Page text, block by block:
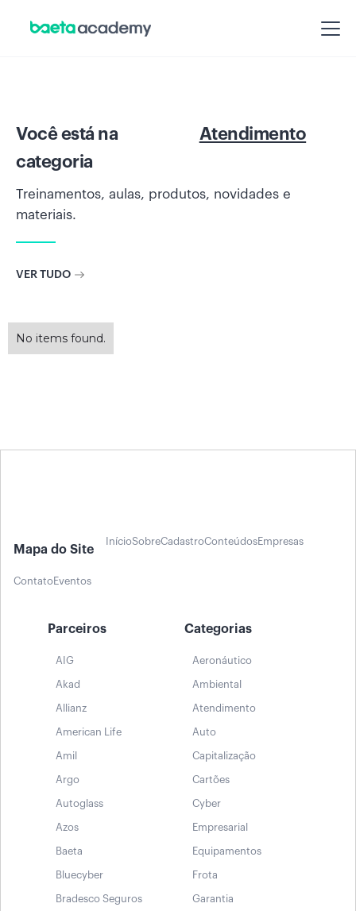
Você está na
categoria
Atendimento
Treinamentos, aulas, produtos, novidades e
materiais.
VER TUDO
No items found.
Mapa do Site
InícioSobreCadastroConteúdosEmpresas
ContatoEventos
Parceiros
AIG
Akad
Allianz
American Life
Amil
Argo
Autoglass
Azos
Baeta
Bluecyber
Bradesco Seguros
Categorias
Aeronáutico
Ambiental
Atendimento
Auto
Capitalização
Cartões
Cyber
Empresarial
Equipamentos
Frota
Garantia